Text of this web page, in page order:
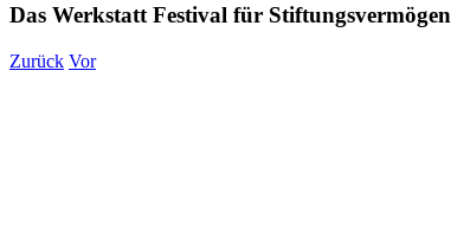
Das Werkstatt Festival für Stiftungsvermögen
Zurück Vor